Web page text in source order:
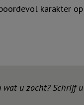
karakter
wat u zocht? Schrijf